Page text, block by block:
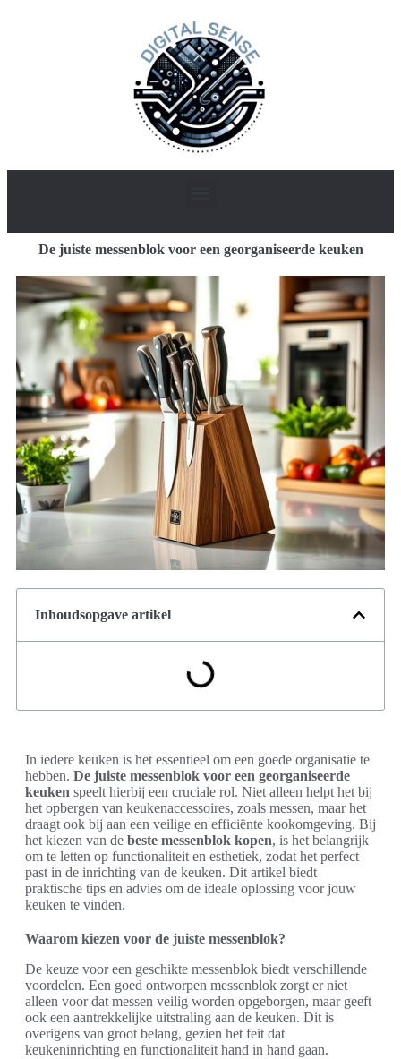
De juiste messenblok voor een georganiseerde keuken
Inhoudsopgave artikel
In iedere keuken is het essentieel om een goede organisatie te
hebben. De juiste messenblok voor een georganiseerde
keuken speelt hierbij een cruciale rol. Niet alleen helpt het bij
het opbergen van keukenaccessoires, zoals messen, maar het
draagt ook bij aan een veilige en efficiënte kookomgeving. Bij
het kiezen van de beste messenblok kopen, is het belangrijk
om te letten op functionaliteit en esthetiek, zodat het perfect
past in de inrichting van de keuken. Dit artikel biedt
praktische tips en advies om de ideale oplossing voor jouw
keuken te vinden.
Waarom kiezen voor de juiste messenblok?
De keuze voor een geschikte messenblok biedt verschillende
voordelen. Een goed ontworpen messenblok zorgt er niet
alleen voor dat messen veilig worden opgeborgen, maar geeft
ook een aantrekkelijke uitstraling aan de keuken. Dit is
overigens van groot belang, gezien het feit dat
keukeninrichting en functionaliteit hand in hand gaan.